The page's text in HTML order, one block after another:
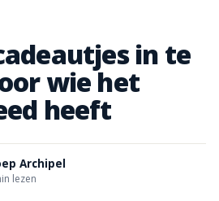
in te
wiehet
heeft
Archipel
lezen